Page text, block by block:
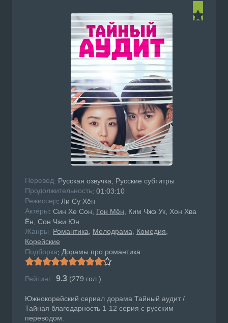
Перевод: Русская озвучка, Русские субтитры
Продолжительность: 01:03:10
Режисcер: Ли Су Хён
Актёры: Син Хе Сон, Гон Мён, Ким Чжэ Ук, Хон Хва
Ён, Сон Чжи Юн
Жанры: Романтика Мелодрама Комедия
Корейские
Подборка: Дорамы про романтика
Рейтинг: 9.3 (279 гол.)
Южнокорейский сериал дорама Тайный аудит /
Тайная благодарность 1-12 серия с русским
переводом.